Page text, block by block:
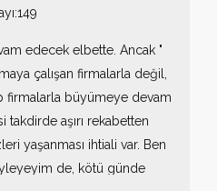
edecek elbette. Ancak "
çalışan firmalarla değil,
firmalarla büyümeye devam
aşırı rekabetten
yaşanması ihtiali var. Ben
de, kötü günde